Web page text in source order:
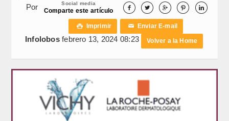
Social media
Comparte este artículo     
 Imprimir ✉ Enviar E-mail
Por
Infolobos febrero 13, 2024 08:23 Volver a la Home